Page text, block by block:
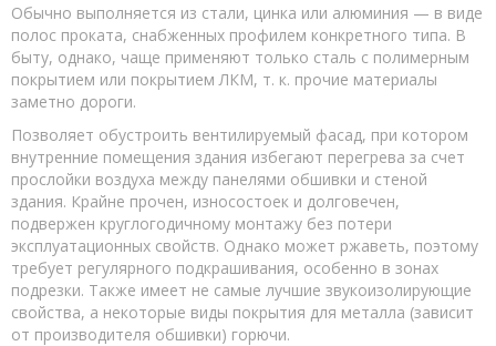
Обычно выполняется из стали, цинка или алюминия — в виде
полос проката, снабженных профилем конкретного типа. В
быту, однако, чаще применяют только сталь с полимерным
покрытием или покрытием ЛКМ, т. к. прочие материалы
заметно дороги.
Позволяет обустроить вентилируемый фасад, при котором
внутренние помещения здания избегают перегрева за счет
прослойки воздуха между панелями обшивки и стеной
здания. Крайне прочен, износостоек и долговечен,
подвержен круглогодичному монтажу без потери
эксплуатационных свойств. Однако может ржаветь, поэтому
требует регулярного подкрашивания, особенно в зонах
подрезки. Также имеет не самые лучшие звукоизолирующие
свойства, а некоторые виды покрытия для металла (зависит
от производителя обшивки) горючи.